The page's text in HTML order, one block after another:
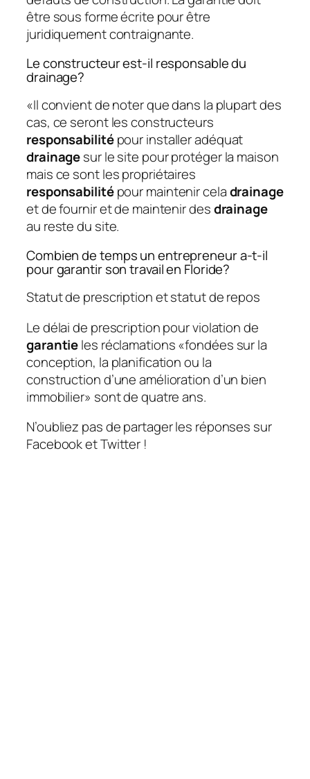
être sous forme écrite pour être
juridiquement contraignante.
Le constructeur est-il responsable du
drainage?
«Il convient de noter que dans la plupart des
cas, ce seront les constructeurs
responsabilitépour installer adéquat
drainagesur le site pour protéger la maison
mais ce sont les propriétaires
responsabilitépour maintenir celadrainage
et de fournir et de maintenir desdrainage
au reste du site.
Combien de temps un entrepreneur a-t-il
pour garantir son travail en Floride?
Statut de prescription et statut de repos
Le délai de prescription pour violation de
garantieles réclamations «fondées sur la
conception, la planification ou la
construction d’une amélioration d’un bien
immobilier» sont de quatre ans.
N’oubliez pas de partager les réponses sur
Facebook et Twitter !